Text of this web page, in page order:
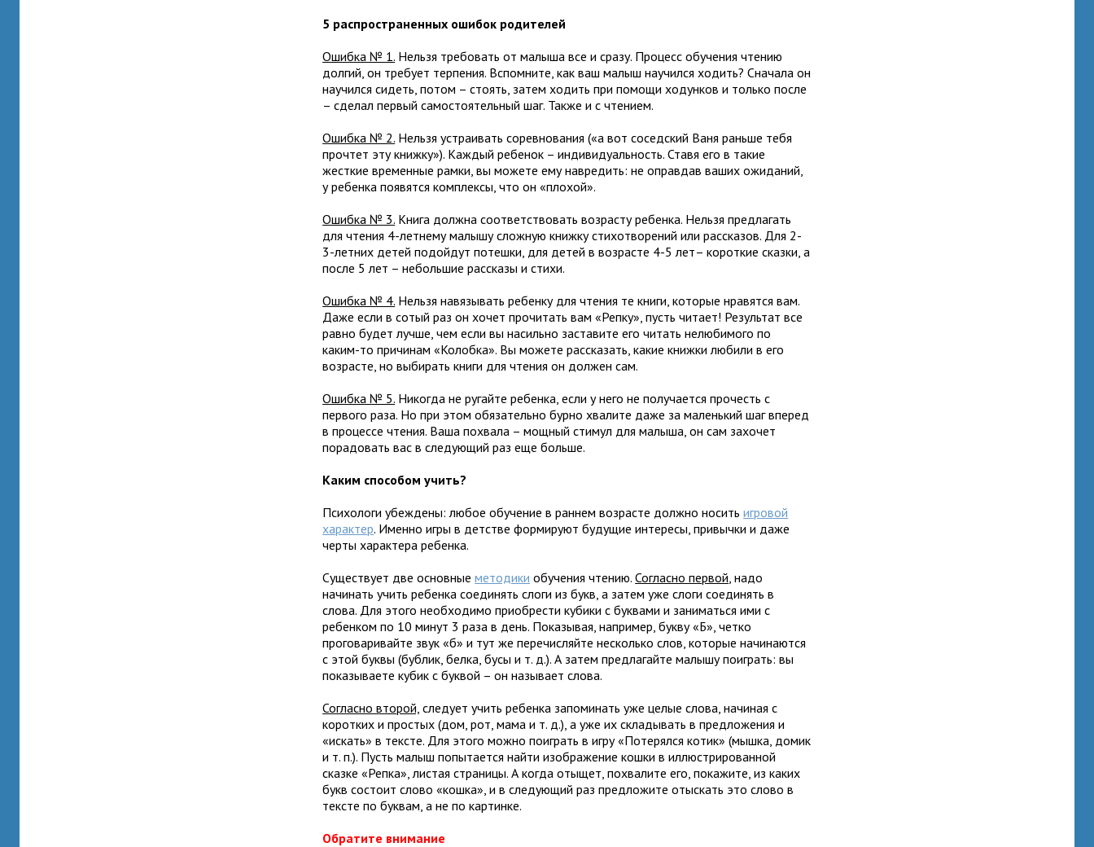
5 распространенных ошибок родителей
Ошибка № 1. Нельзя требовать от малыша все и сразу. Процесс обучения чтению
долгий, он требует терпения. Вспомните, как ваш малыш научился ходить? Сначала он
научился сидеть, потом – стоять, затем ходить при помощи ходунков и только после
– сделал первый самостоятельный шаг. Также и с чтением.
Ошибка № 2. Нельзя устраивать соревнования («а вот соседский Ваня раньше тебя
прочтет эту книжку»). Каждый ребенок – индивидуальность. Ставя его в такие
жесткие временные рамки, вы можете ему навредить: не оправдав ваших ожиданий,
у ребенка появятся комплексы, что он «плохой».
Ошибка № 3. Книга должна соответствовать возрасту ребенка. Нельзя предлагать
для чтения 4-летнему малышу сложную книжку стихотворений или рассказов. Для 2-
3-летних детей подойдут потешки, для детей в возрасте 4-5 лет– короткие сказки, а
после 5 лет – небольшие рассказы и стихи.
Ошибка № 4. Нельзя навязывать ребенку для чтения те книги, которые нравятся вам.
Даже если в сотый раз он хочет прочитать вам «Репку», пусть читает! Результат все
равно будет лучше, чем если вы насильно заставите его читать нелюбимого по
каким-то причинам «Колобка». Вы можете рассказать, какие книжки любили в его
возрасте, но выбирать книги для чтения он должен сам.
Ошибка № 5. Никогда не ругайте ребенка, если у него не получается прочесть с
первого раза. Но при этом обязательно бурно хвалите даже за маленький шаг вперед
в процессе чтения. Ваша похвала – мощный стимул для малыша, он сам захочет
порадовать вас в следующий раз еще больше.
Каким способом учить?
Психологи убеждены: любое обучение в раннем возрасте должно носитьигровой
характер. Именно игры в детстве формируют будущие интересы, привычки и даже
черты характера ребенка.
Существует две основныеметодики обучения чтению.Согласно первой, надо
начинать учить ребенка соединять слоги из букв, а затем уже слоги соединять в
слова. Для этого необходимо приобрести кубики с буквами и заниматься ими с
ребенком по 10 минут 3 раза в день. Показывая, например, букву «Б», четко
проговаривайте звук «б» и тут же перечисляйте несколько слов, которые начинаются
с этой буквы (бублик, белка, бусы и т. д.). А затем предлагайте малышу поиграть: вы
показываете кубик с буквой – он называет слова.
Согласно второй, следует учить ребенка запоминать уже целые слова, начиная с
коротких и простых (дом, рот, мама и т. д.), а уже их складывать в предложения и
«искать» в тексте. Для этого можно поиграть в игру «Потерялся котик» (мышка, домик
и т. п.). Пусть малыш попытается найти изображение кошки в иллюстрированной
сказке «Репка», листая страницы. А когда отыщет, похвалите его, покажите, из каких
букв состоит слово «кошка», и в следующий раз предложите отыскать это слово в
тексте по буквам, а не по картинке.
Обратите внимание